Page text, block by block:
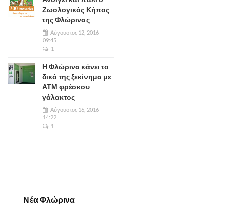
Ζωολογικός Κήπος
της Φλώρινας
Αύγουστος 12, 2016
09:45
1
Η Φλώρινα κάνει το
δικό της ξεκίνημα με
ΑΤΜ φρέσκου
γάλακτος
Αύγουστος 16, 2016
14:22
1
Νέα Φλώρινα